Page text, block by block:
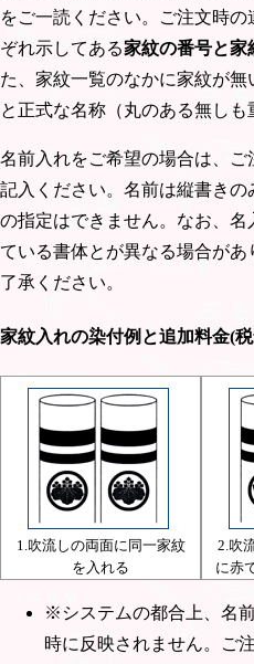
をご一読ください。ご注文時
ぞれ示してある家紋の番号と家
た、家紋一覧のなかに家紋が
と正式な名称（丸のある無しも
名前入れをご希望の場合は、
記入ください。名前は縦書き
の指定はできません。なお、
ている書体とが異なる場合が
了承ください。
家紋入れの染付例と追加料金(
1.吹流しの両面に同一家紋
を入れる
2.吹
に赤
※システムの都合上、名
時に反映されません。ご